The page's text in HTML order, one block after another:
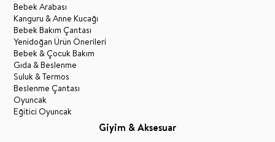
Bebek Arabası
Kanguru & Anne Kucağı
Bebek Bakım Çantası
Yenidoğan Ürün Önerileri
Bebek & Çocuk Bakım
Gıda & Beslenme
Suluk & Termos
Beslenme Çantası
Oyuncak
Eğitici Oyuncak
Giyim & Aksesuar